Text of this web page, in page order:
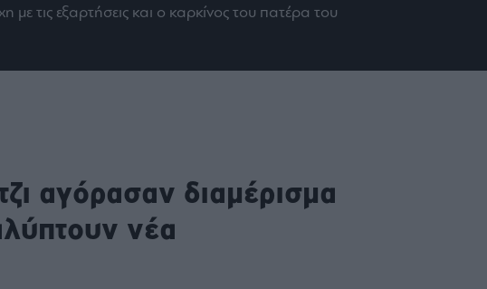
opt
is
τις εξαρτήσεις και ο καρκίνος του πατέρα του
αγόρασαν διαμέρισμα
νέα